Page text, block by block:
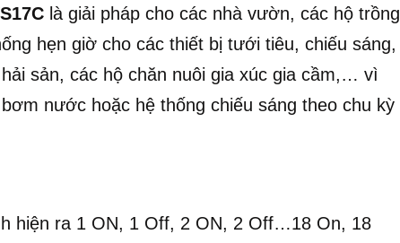
là giải pháp cho các nhà vườn, các hộ trồng
hẹn giờ cho các thiết bị tưới tiêu, chiếu sáng,
sản, các hộ chăn nuôi gia xúc gia cầm,… vì
nước hoặc hệ thống chiếu sáng theo chu kỳ
hiện ra 1 ON, 1 Off, 2 ON, 2 Off…18 On, 18